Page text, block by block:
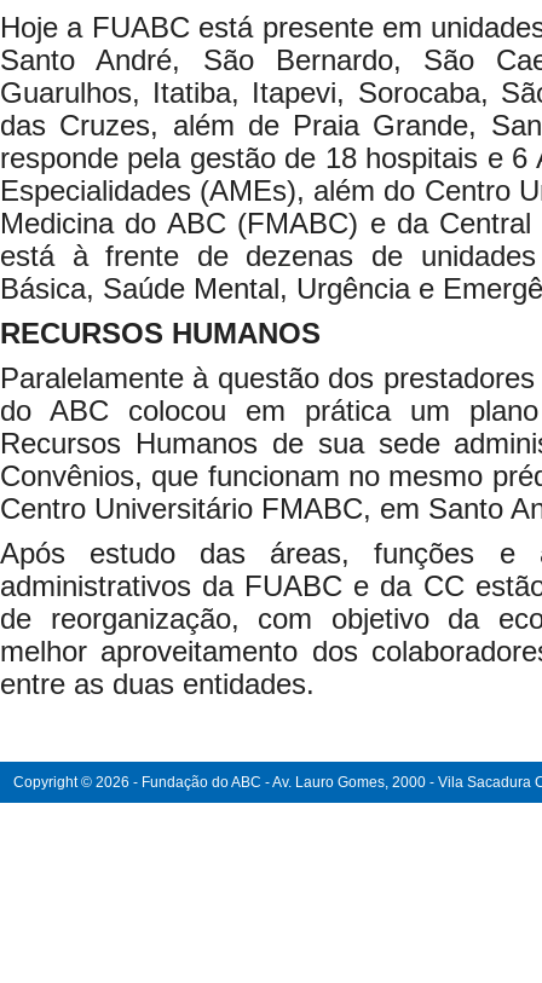
Hoje a FUABC está presente em
Santo André, São Bernardo, São
Guarulhos, Itatiba, Itapevi, Sorocaba,
das Cruzes, além de Praia Grande,
responde pela gestão de 18 hospitais e 6
Especialidades (AMEs), além do Centro
Medicina do ABC (FMABC) e da
está à frente de dezenas de
Básica, Saúde Mental, Urgência e
RECURSOS HUMANOS
Paralelamente à questão dos
do ABC colocou em prática um
Recursos Humanos de sua sede
Convênios, que funcionam no mesmo
Centro Universitário FMABC, em Santo
Após estudo das áreas, funções e
administrativos da FUABC e da CC
de reorganização, com objetivo da
melhor aproveitamento dos
entre as duas entidades.
Copyright © 2026 - Fundação do ABC - Av. Lauro Gomes, 2000 - Vila